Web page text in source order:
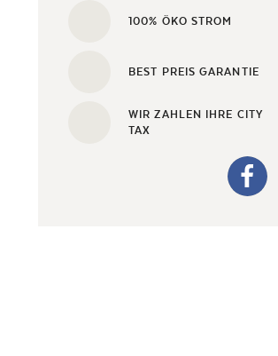
100% ÖKO STROM
BEST PREIS GARANTIE
WIR ZAHLEN IHRE CITY
TAX